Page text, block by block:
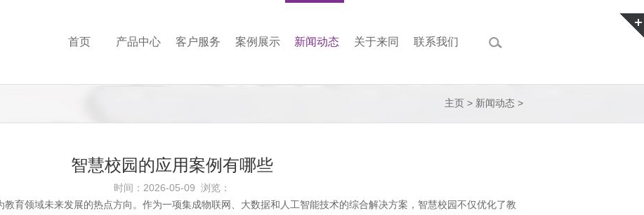
首页 产品中心 客户服务 案例展示 新闻动态 关于来同 联系我们
主页 > 新闻动态 >
智慧校园的应用案例有哪些
时间：2026-05-09 浏览：
教育领域未来发展的热点方向。作为一项集成物联网、大数据和人工智能技术的综合解决方案，智慧校园不仅优化了教